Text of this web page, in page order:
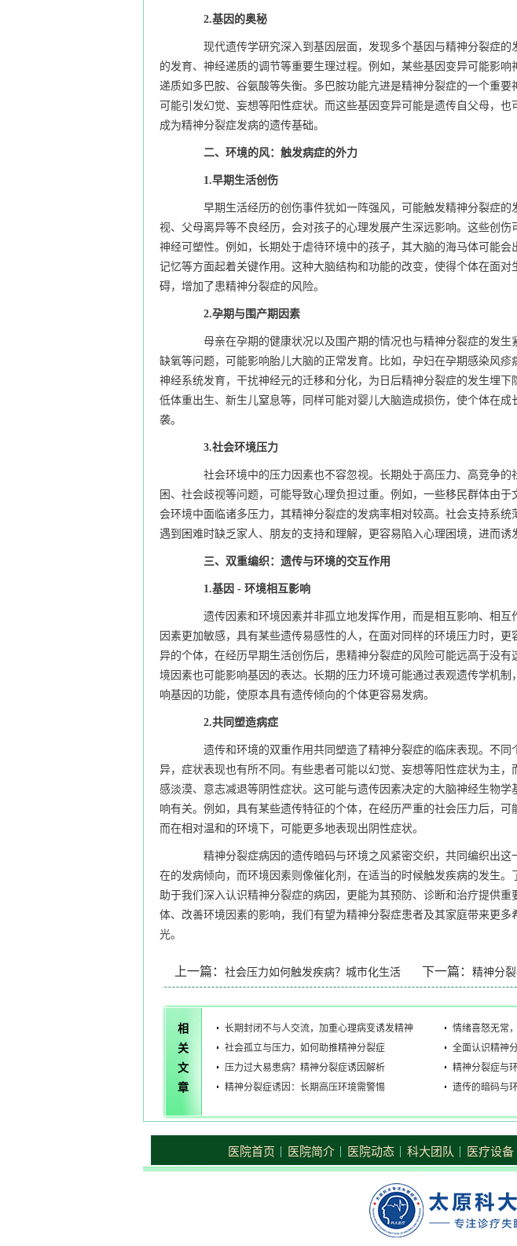
2.基因的奥秘
现代遗传学研究深入到基因层面，发现多个基因与精神分裂症的
的发育、神经递质的调节等重要生理过程。例如，某些基因变异可能影
递质如多巴胺、谷氨酸等失衡。多巴胺功能亢进是精神分裂症的一个重
可能引发幻觉、妄想等阳性症状。而这些基因变异可能是遗传自父母，也
成为精神分裂症发病的遗传基础。
二、环境的风：触发病症的外力
1.早期生活创伤
早期生活经历的创伤事件犹如一阵强风，可能触发精神分裂症的
视、父母离异等不良经历，会对孩子的心理发展产生深远影响。这些创伤
神经可塑性。例如，长期处于虐待环境中的孩子，其大脑的海马体可能会
记忆等方面起着关键作用。这种大脑结构和功能的改变，使得个体在面对
碍，增加了患精神分裂症的风险。
2.孕期与围产期因素
母亲在孕期的健康状况以及围产期的情况也与精神分裂症的发生
缺氧等问题，可能影响胎儿大脑的正常发育。比如，孕妇在孕期感染风
神经系统发育，干扰神经元的迁移和分化，为日后精神分裂症的发生埋下
低体重出生、新生儿窒息等，同样可能对婴儿大脑造成损伤，使个体在
袭。
3.社会环境压力
社会环境中的压力因素也不容忽视。长期处于高压力、高竞争的
困、社会歧视等问题，可能导致心理负担过重。例如，一些移民群体由
会环境中面临诸多压力，其精神分裂症的发病率相对较高。社会支持系
遇到困难时缺乏家人、朋友的支持和理解，更容易陷入心理困境，进而诱
三、双重编织：遗传与环境的交互作用
1.基因 - 环境相互影响
遗传因素和环境因素并非孤立地发挥作用，而是相互影响、相互
因素更加敏感，具有某些遗传易感性的人，在面对同样的环境压力时，
异的个体，在经历早期生活创伤后，患精神分裂症的风险可能远高于没有
境因素也可能影响基因的表达。长期的压力环境可能通过表观遗传学机
响基因的功能，使原本具有遗传倾向的个体更容易发病。
2.共同塑造病症
遗传和环境的双重作用共同塑造了精神分裂症的临床表现。不同
异，症状表现也有所不同。有些患者可能以幻觉、妄想等阳性症状为主
感淡漠、意志减退等阴性症状。这可能与遗传因素决定的大脑神经生物
响有关。例如，具有某些遗传特征的个体，在经历严重的社会压力后，可
而在相对温和的环境下，可能更多地表现出阴性症状。
精神分裂症病因的遗传暗码与环境之风紧密交织，共同编织出这
在的发病倾向，而环境因素则像催化剂，在适当的时候触发疾病的发生
助于我们深入认识精神分裂症的病因，更能为其预防、诊断和治疗提供重
体、改善环境因素的影响，我们有望为精神分裂症患者及其家庭带来更多
光。
上一篇： 社会压力如何触发疾病？城市化生活
对精神分裂的影响机制
下一篇： 精神分
惕
相
关
文
章
长期封闭不与人交流，加重心理病变诱发精神
分裂
情绪喜怒无常
社会孤立与压力，如何助推精神分裂症
全面认识精神
压力过大易患病？精神分裂症诱因解析
精神分裂症与
精神分裂症诱因：长期高压环境需警惕
遗传的暗码与
医院首页 医院简介 医院动态 科大团队 医疗设备